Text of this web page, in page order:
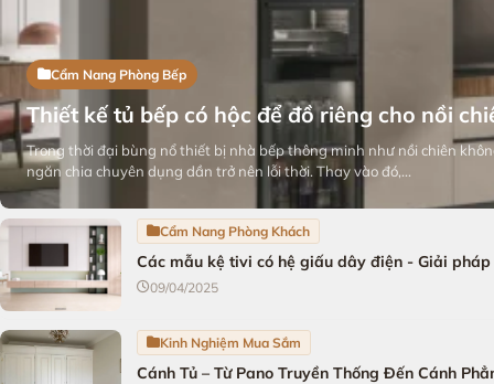
Thiết kế tủ bếp có hộc để đồ riêng cho nồi
Trong thời đại bùng nổ thiết bị nhà bếp thông minh như nồi chiên
ngăn chia chuyên dụng dần trở nên lỗi thời. Thay vào đó,...
Cẩm Nang Phòng Bếp
Các mẫu kệ tivi có hệ giấu dây điện - Giải
Cẩm Nang Phòng Khách
09/04/2025
Cánh Tủ – Từ Pano Truyền Thống Đến Cánh
Kinh Nghiệm Mua Sắm